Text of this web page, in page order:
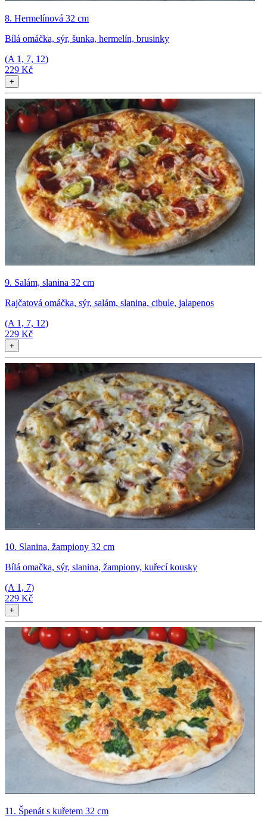
8. Hermelínová 32 cm
Bílá omáčka, sýr, šunka, hermelín, brusinky
(A 1, 7, 12)
229 Kč
+
9. Salám, slanina 32 cm
Rajčatová omáčka, sýr, salám, slanina, cibule, jalapenos
(A 1, 7, 12)
229 Kč
+
10. Slanina, žampiony 32 cm
Bílá omačka, sýr, slanina, žampiony, kuřecí kousky
(A 1, 7)
229 Kč
+
11. Špenát s kuřetem 32 cm